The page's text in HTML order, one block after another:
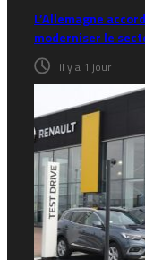
L’Allemagne
moderniser le
il y a 1 jour